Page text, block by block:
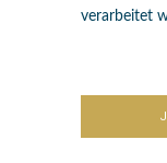
verarbeitet